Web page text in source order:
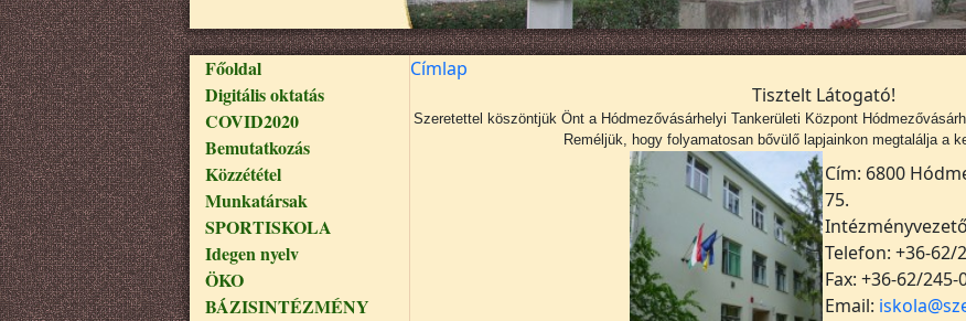
Fő navigáció
Főoldal
Digitális oktatás
COVID2020
Bemutatkozás
Közzététel
Munkatársak
SPORTISKOLA
Idegen nyelv
ÖKO
BÁZISINTÉZMÉNY
Címlap
Tisztelt Látogató!
Szeretettel köszöntjük Önt a Hódmezővásárhelyi Tankerületi Központ
Reméljük, hogy folyamatosan bővülő lapjainkon megtalálja a
Cím: 6800
75.
Telefon: +36-62/
Fax: +36-62/245-
Email: